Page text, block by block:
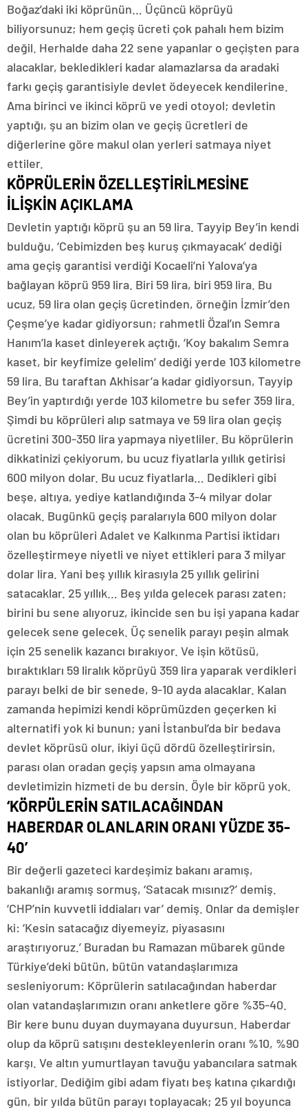
Boğaz’daki iki köprünün… Üçüncü köprüyü
biliyorsunuz; hem geçiş ücreti çok pahalı hem bizim
değil. Herhalde daha 22 sene yapanlar o geçişten para
alacaklar, bekledikleri kadar alamazlarsa da aradaki
farkı geçiş garantisiyle devlet ödeyecek kendilerine.
Ama birinci ve ikinci köprü ve yedi otoyol; devletin
yaptığı, şu an bizim olan ve geçiş ücretleri de
diğerlerine göre makul olan yerleri satmaya niyet
ettiler.
KÖPRÜLERİN ÖZELLEŞTİRİLMESİNE
İLİŞKİN AÇIKLAMA
Devletin yaptığı köprü şu an 59 lira. Tayyip Bey’in kendi
bulduğu, ‘Cebimizden beş kuruş çıkmayacak’ dediği
ama geçiş garantisi verdiği Kocaeli’ni Yalova’ya
bağlayan köprü 959 lira. Biri 59 lira, biri 959 lira. Bu
ucuz, 59 lira olan geçiş ücretinden, örneğin İzmir’den
Çeşme’ye kadar gidiyorsun; rahmetli Özal’ın Semra
Hanım’la kaset dinleyerek açtığı, ‘Koy bakalım Semra
kaset, bir keyfimize gelelim’ dediği yerde 103 kilometre
59 lira. Bu taraftan Akhisar’a kadar gidiyorsun, Tayyip
Bey’in yaptırdığı yerde 103 kilometre bu sefer 359 lira.
Şimdi bu köprüleri alıp satmaya ve 59 lira olan geçiş
ücretini 300-350 lira yapmaya niyetliler. Bu köprülerin
dikkatinizi çekiyorum, bu ucuz fiyatlarla yıllık getirisi
600 milyon dolar. Bu ucuz fiyatlarla… Dedikleri gibi
beşe, altıya, yediye katlandığında 3-4 milyar dolar
olacak. Bugünkü geçiş paralarıyla 600 milyon dolar
olan bu köprüleri Adalet ve Kalkınma Partisi iktidarı
özelleştirmeye niyetli ve niyet ettikleri para 3 milyar
dolar lira. Yani beş yıllık kirasıyla 25 yıllık gelirini
satacaklar. 25 yıllık… Beş yılda gelecek parası zaten;
birini bu sene alıyoruz, ikincide sen bu işi yapana kadar
gelecek sene gelecek. Üç senelik parayı peşin almak
için 25 senelik kazancı bırakıyor. Ve işin kötüsü,
bıraktıkları 59 liralık köprüyü 359 lira yaparak verdikleri
parayı belki de bir senede, 9-10 ayda alacaklar. Kalan
zamanda hepimizi kendi köprümüzden geçerken ki
alternatifi yok ki bunun; yani İstanbul’da bir bedava
devlet köprüsü olur, ikiyi üçü dördü özelleştirirsin,
parası olan oradan geçiş yapsın ama olmayana
devletimizin hizmeti de bu dersin. Öyle bir köprü yok.
‘KÖRPÜLERİN SATILACAĞINDAN
HABERDAR OLANLARIN ORANI YÜZDE 35-
40’
Bir değerli gazeteci kardeşimiz bakanı aramış,
bakanlığı aramış sormuş, ‘Satacak mısınız?’ demiş.
‘CHP’nin kuvvetli iddiaları var’ demiş. Onlar da demişler
ki: ‘Kesin satacağız diyemeyiz, piyasasını
araştırıyoruz.’ Buradan bu Ramazan mübarek günde
Türkiye’deki bütün, bütün vatandaşlarımıza
sesleniyorum: Köprülerin satılacağından haberdar
olan vatandaşlarımızın oranı anketlere göre %35-40.
Bir kere bunu duyan duymayana duyursun. Haberdar
olup da köprü satışını destekleyenlerin oranı %10, %90
karşı. Ve altın yumurtlayan tavuğu yabancılara satmak
istiyorlar. Dediğim gibi adam fiyatı beş katına çıkardığı
gün, bir yılda bütün parayı toplayacak; 25 yıl boyunca